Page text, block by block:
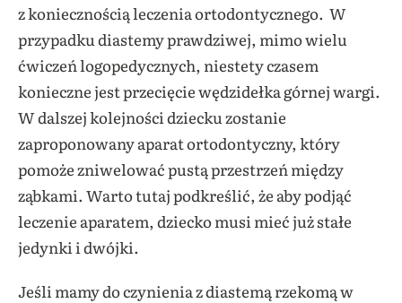
z koniecznością leczenia ortodontycznego. W
przypadku diastemy prawdziwej, mimo wielu
ćwiczeń logopedycznych, niestety czasem
konieczne jest przecięcie wędzidełka górnej wargi.
W dalszej kolejności dziecku zostanie
zaproponowany aparat ortodontyczny, który
pomoże zniwelować pustą przestrzeń między
ząbkami. Warto tutaj podkreślić, że aby podjąć
leczenie aparatem, dziecko musi mieć już stałe
jedynki i dwójki.
Jeśli mamy do czynienia z diastemą rzekomą w